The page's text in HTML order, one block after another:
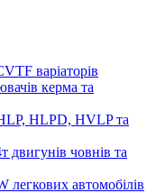
варіаторів
керма та
HLPD, HVLP та
двигунів човнів та
легкових автомобілів